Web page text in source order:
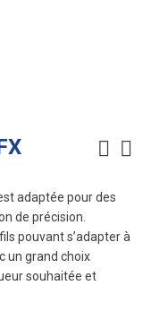
adaptée pour des
de précision.
pouvant s’adapter à
un grand choix
souhaitée et